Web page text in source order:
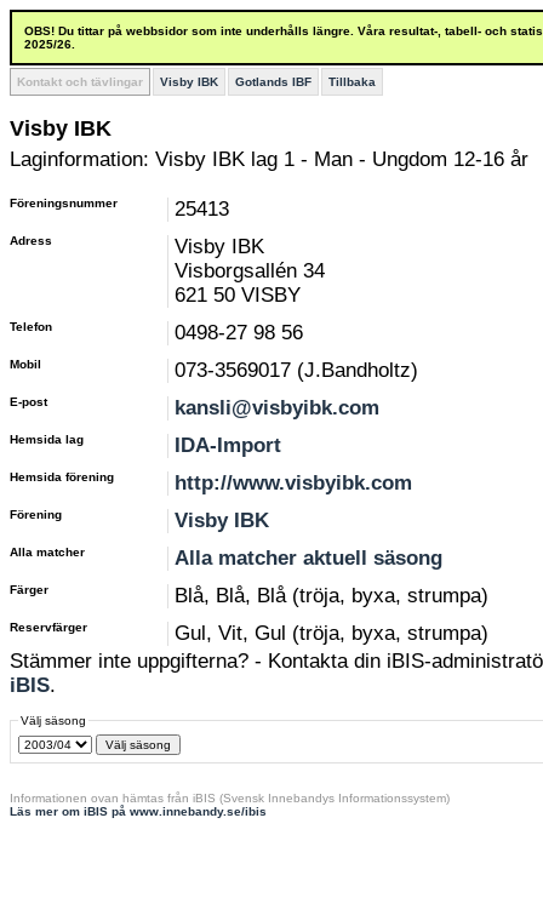
OBS! Du tittar på webbsidor som inte underhålls längre. Våra resultat-, tabell- och
2025/26.
Kontakt och tävlingar Visby IBK Gotlands IBF Tillbaka
Visby IBK
Laginformation: Visby IBK lag 1 - Man - Ungdom 12-16 år
Föreningsnummer 25413
Adress
Visby IBK
Visborgsallén 34
621 50 VISBY
Telefon 0498-27 98 56
Mobil 073-3569017 (J.Bandholtz)
E-post kansli@visbyibk.com
Hemsida lag IDA-Import
Hemsida förening http://www.visbyibk.com
Förening Visby IBK
Alla matcher Alla matcher aktuell säsong
Färger Blå, Blå, Blå (tröja, byxa, strumpa)
Reservfärger
Gul, Vit, Gul (tröja, byxa, strumpa)
Stämmer inte uppgifterna? - Kontakta din iBIS-
iBIS.
Välj säsong
Informationen ovan hämtas från iBIS (Svensk Innebandys Informationssystem)
Läs mer om iBIS på www.innebandy.se/ibis